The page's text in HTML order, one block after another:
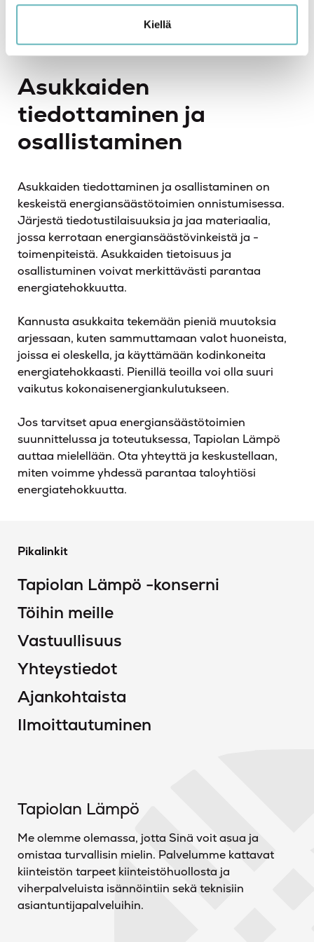
Kiellä
vaihtoehtoihin. Esimerkiksi lämmön talteenotolla
varustetut ilmanvaihtojärjestelmät voivat
merkittävästi vähentää energiankulutusta.
Asukkaiden
tiedottaminen ja
osallistaminen
Asukkaiden tiedottaminen ja osallistaminen on
keskeistä energiansäästötoimien onnistumisessa.
Järjestä tiedotustilaisuuksia ja jaa materiaalia,
jossa kerrotaan energiansäästövinkeistä ja -
toimenpiteistä. Asukkaiden tietoisuus ja
osallistuminen voivat merkittävästi parantaa
energiatehokkuutta.
Kannusta asukkaita tekemään pieniä muutoksia
arjessaan, kuten sammuttamaan valot huoneista,
joissa ei oleskella, ja käyttämään kodinkoneita
energiatehokkaasti. Pienillä teoilla voi olla suuri
vaikutus kokonaisenergiankulutukseen.
Jos tarvitset apua energiansäästötoimien
suunnittelussa ja toteutuksessa, Tapiolan Lämpö
auttaa mielellään. Ota yhteyttä ja keskustellaan,
miten voimme yhdessä parantaa taloyhtiösi
energiatehokkuutta.
Pikalinkit
Tapiolan Lämpö -konserni
Töihin meille
Vastuullisuus
Yhteystiedot
Ajankohtaista
Ilmoittautuminen
Tapiolan Lämpö
Me olemme olemassa, jotta Sinä voit asua ja
omistaa turvallisin mielin. Palvelumme kattavat
kiinteistön tarpeet kiinteistöhuollosta ja
viherpalveluista isännöintiin sekä teknisiin
asiantuntijapalveluihin.